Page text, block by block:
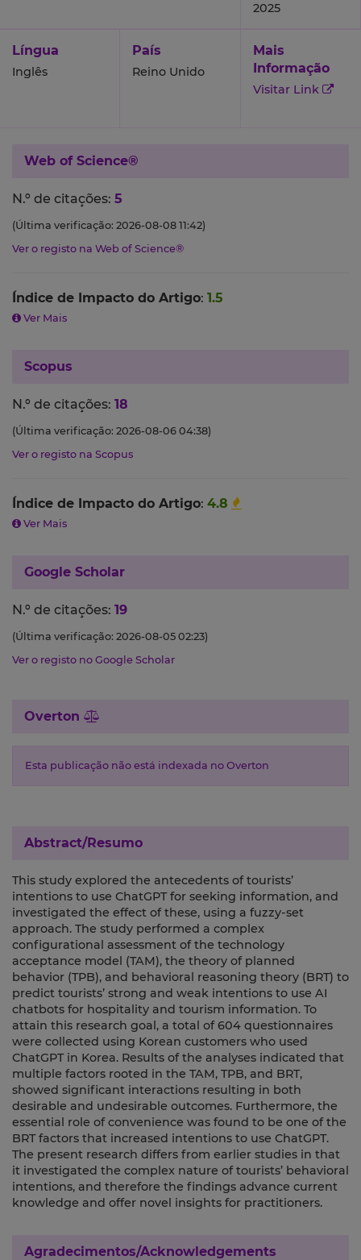
2025
Língua
Inglês
País
Reino Unido
Mais
Informação
Visitar Link
Web of Science®
N.º de citações: 5
(Última verificação: 2026-08-08 11:42)
Ver o registo na Web of Science®
Índice de Impacto do Artigo: 1.5
Ver Mais
Scopus
N.º de citações: 18
(Última verificação: 2026-08-06 04:38)
Ver o registo na Scopus
Índice de Impacto do Artigo: 4.8
Ver Mais
Google Scholar
N.º de citações: 19
(Última verificação: 2026-08-05 02:23)
Ver o registo no Google Scholar
Overton
Esta publicação não está indexada no Overton
Abstract/Resumo
This study explored the antecedents of tourists’
intentions to use ChatGPT for seeking information, and
investigated the effect of these, using a fuzzy-set
approach. The study performed a complex
configurational assessment of the technology
acceptance model (TAM), the theory of planned
behavior (TPB), and behavioral reasoning theory (BRT) to
predict tourists’ strong and weak intentions to use AI
chatbots for hospitality and tourism information. To
attain this research goal, a total of 604 questionnaires
were collected using Korean customers who used
ChatGPT in Korea. Results of the analyses indicated that
multiple factors rooted in the TAM, TPB, and BRT,
showed significant interactions resulting in both
desirable and undesirable outcomes. Furthermore, the
essential role of convenience was found to be one of the
BRT factors that increased intentions to use ChatGPT.
The present research differs from earlier studies in that
it investigated the complex nature of tourists’ behavioral
intentions, and therefore the findings advance current
knowledge and offer novel insights for practitioners.
Agradecimentos/Acknowledgements